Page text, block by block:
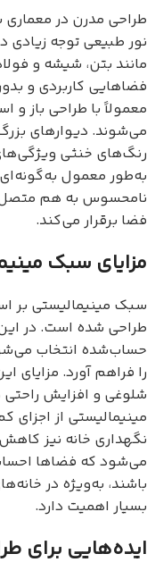
طراحی مدرن در معماری
نور طبیعی توجه
مانند بتن، شیشه و
فضاهایی کاربردی و
معمولاً با طراحی باز و
می‌شوند. دیوارهای
رنگ‌های خنثی
به‌طور معمول
نامحسوس به هم متصل
فضا برقرار می‌کند.
مزایای سبک
سبک مینیمالیستی بر
طراحی شده است. در
حساب‌شده انتخاب
را فراهم آورد.
شلوغی و افزایش راحتی
مینیمالیستی از اجزای
نگهداری خانه نیز
می‌شود که فضاها
باشند، به‌ویژه در
بسیار اهمیت دارد.
ایده‌هایی برای